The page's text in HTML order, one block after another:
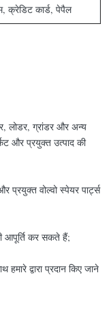
क्रेडिट कार्ड, पेपैल
लोडर, ग्रांडर और अन्य
और प्रयुक्त उत्पाद की
प्रयुक्त वोल्वो स्पेयर पार्ट्स
आपूर्ति कर सकते हैं;
द्वारा प्रदान किए जाने